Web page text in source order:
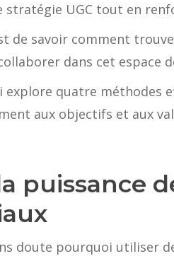
stratégie UGC tout en
de savoir comment
dans cet espace
explore quatre méthodes
aux objectifs et aux
puissance
doute pourquoi utiliser